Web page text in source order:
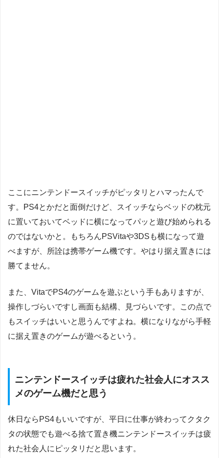
ここにニンテンドースイッチがピッタリとハマったんで
す。PS4とかだと面倒だけど、スイッチならベッドの枕元
に置いておいてベッドに横になってパッと遊び始められる
のではないかと。もちろんPSVitaや3DSも横になって遊
べますが、所詮は携帯ゲーム機です。やはり据え置きには
勝てません。
また、VitaでPS4のゲームを遊ぶという手もありますが、
操作しづらいですし画面も結構、見づらいです。この点で
もスイッチはいいと思うんですよね。横になりながら手軽
に据え置きのゲームが遊べるという。
ニンテンドースイッチは疲れた社会人にオスス
メのゲーム機だと思う
休日ならPS4もいいですが、平日に仕事が終わってクタク
タの状態でも遊べる捨て置き機ニンテンドースイッチは疲
れた社会人にピッタリだと思います。